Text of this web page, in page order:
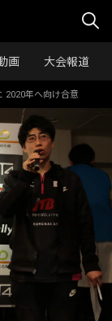
画 大会報道
2020年へ向け合意